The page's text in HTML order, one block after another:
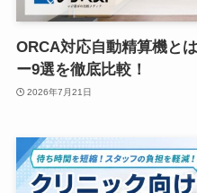
ORCA対応自動精算機と
ー9選を徹底比較！
2026年7月21日